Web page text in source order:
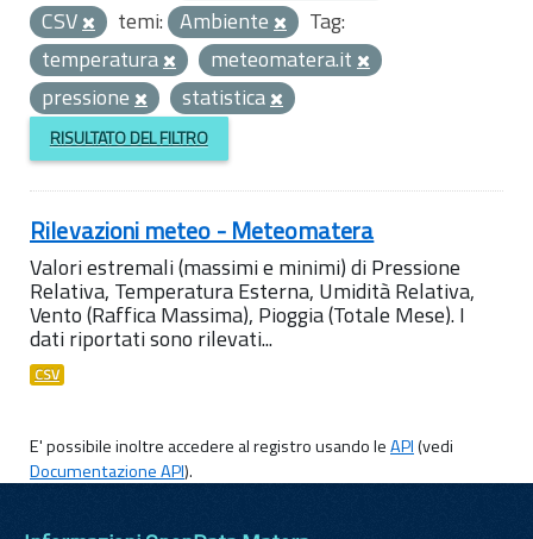
CSV
temi: Ambiente
Tag:
temperatura
meteomatera.it
pressione
statistica
RISULTATO DEL FILTRO
Rilevazioni meteo - Meteomatera
Valori estremali (massimi e minimi) di Pressione
Relativa, Temperatura Esterna, Umidità Relativa,
Vento (Raffica Massima), Pioggia (Totale Mese). I
dati riportati sono rilevati...
CSV
E' possibile inoltre accedere al registro usando leAPI(vedi
Documentazione API).